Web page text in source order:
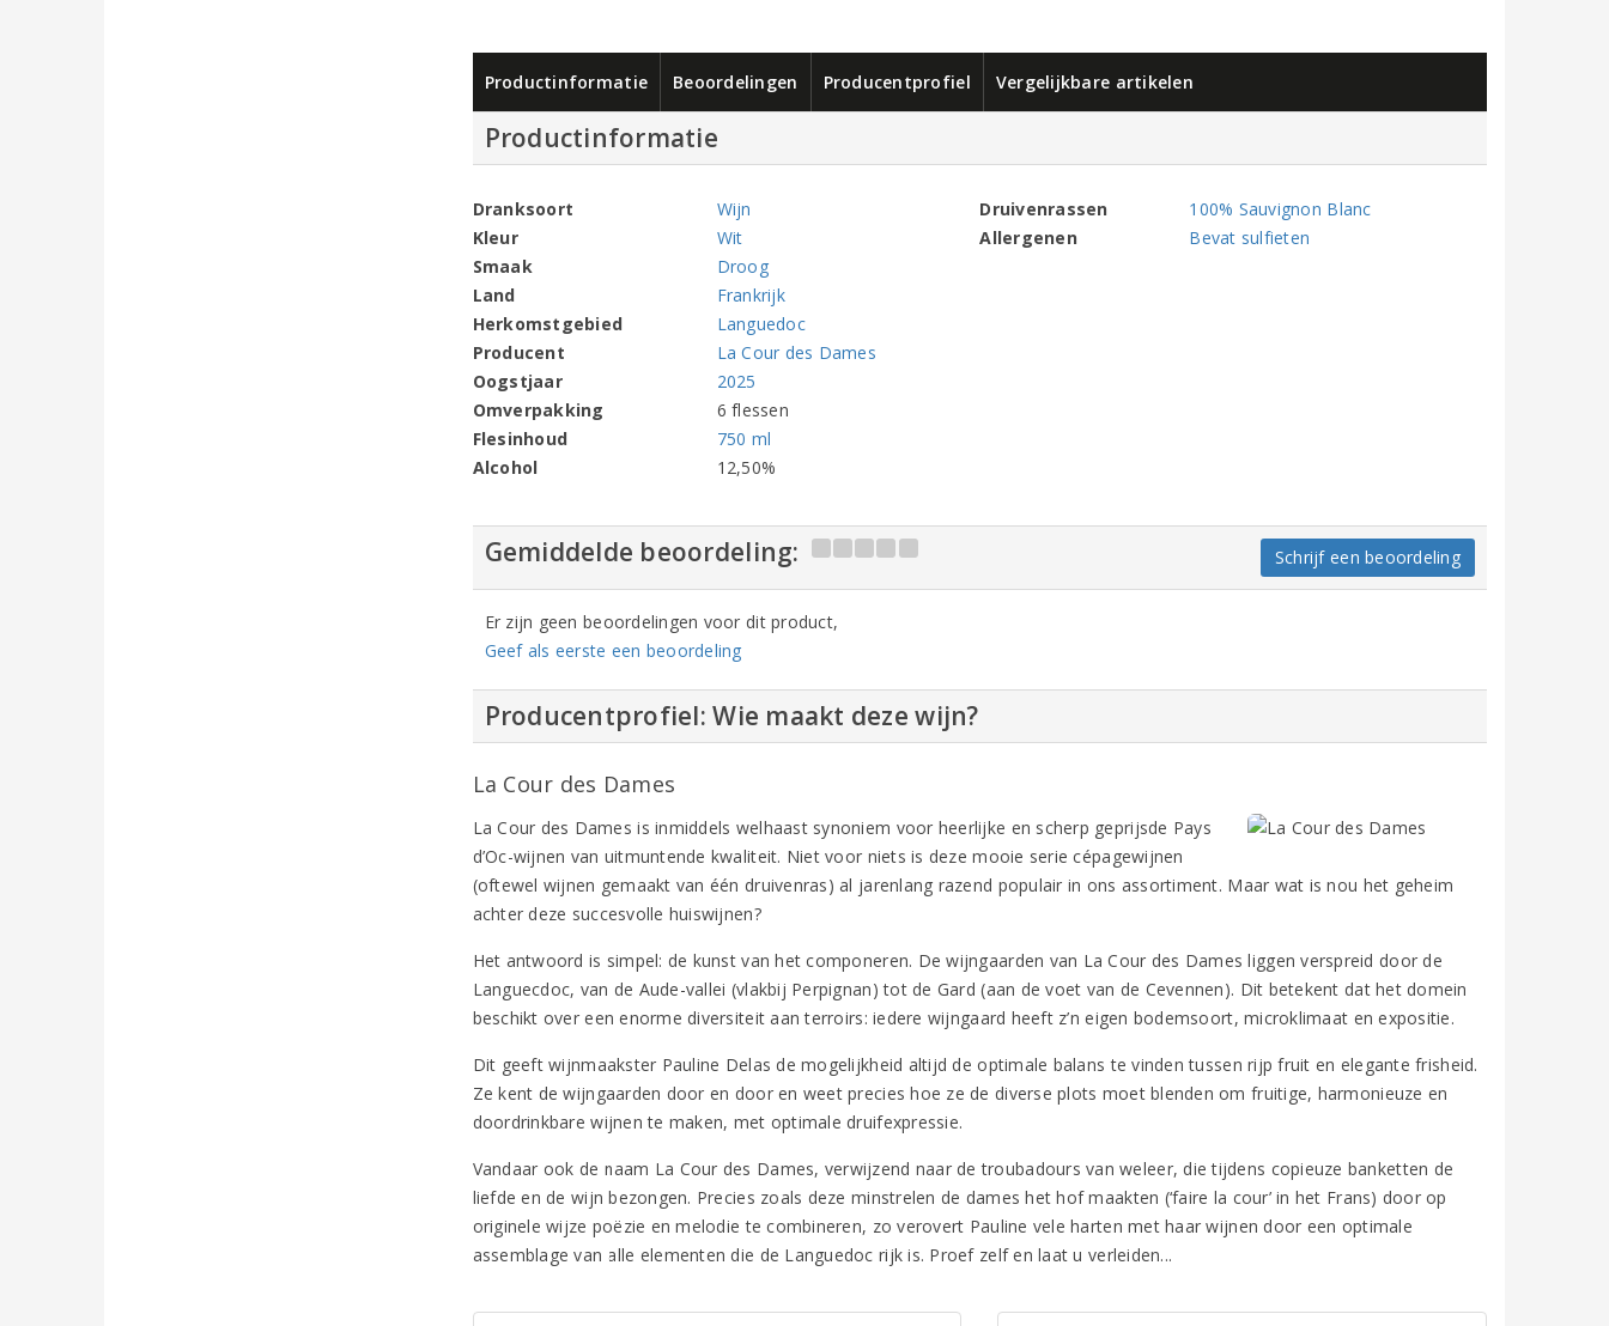
Productinformatie Beoordelingen Producentprofiel Vergelijkbare artikelen
Productinformatie
Dranksoort
Wijn
Kleur
Wit
Smaak
Droog
Land
Frankrijk
Herkomstgebied
Languedoc
Producent
La Cour des Dames
Oogstjaar
2025
Omverpakking
6 flessen
Flesinhoud
750 ml
Alcohol
12,50%
Druivenrassen
100% Sauvignon Blanc
Allergenen
Bevat sulfieten
Gemiddelde beoordeling: Schrijf een beoordeling
Er zijn geen beoordelingen voor dit product,
Geef als eerste een beoordeling
Producentprofiel: Wie maakt deze wijn?
La Cour des Dames
La Cour des Dames is inmiddels welhaast synoniem voor heerlijke en scherp geprijsde Pays
d’Oc-wijnen van uitmuntende kwaliteit. Niet voor niets is deze mooie serie cépagewijnen
(oftewel wijnen gemaakt van één druivenras) al jarenlang razend populair in ons assortiment. Maar wat is nou het geheim
achter deze succesvolle huiswijnen?
Het antwoord is simpel: de kunst van het componeren. De wijngaarden van La Cour des Dames liggen verspreid door de
Languecdoc, van de Aude-vallei (vlakbij Perpignan) tot de Gard (aan de voet van de Cevennen). Dit betekent dat het domein
beschikt over een enorme diversiteit aan terroirs: iedere wijngaard heeft z’n eigen bodemsoort, microklimaat en expositie.
Dit geeft wijnmaakster Pauline Delas de mogelijkheid altijd de optimale balans te vinden tussen rijp fruit en elegante frisheid.
Ze kent de wijngaarden door en door en weet precies hoe ze de diverse plots moet blenden om fruitige, harmonieuze en
doordrinkbare wijnen te maken, met optimale druifexpressie.
Vandaar ook de naam La Cour des Dames, verwijzend naar de troubadours van weleer, die tijdens copieuze banketten de
liefde en de wijn bezongen. Precies zoals deze minstrelen de dames het hof maakten (‘faire la cour’ in het Frans) door op
originele wijze poëzie en melodie te combineren, zo verovert Pauline vele harten met haar wijnen door een optimale
assemblage van alle elementen die de Languedoc rijk is. Proef zelf en laat u verleiden...